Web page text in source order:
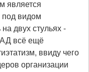
является
под видом
двух стульях -
всё ещё
ввиду чего
организации